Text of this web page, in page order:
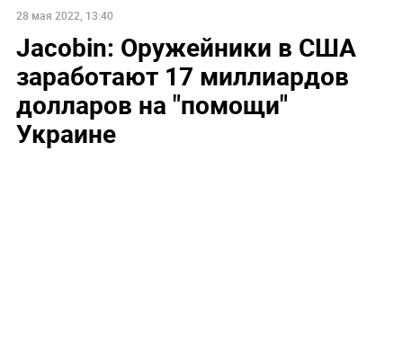
28 мая 2022, 13:40
Jacobin: Оружейники в США
заработают 17 миллиардов
долларов на "помощи"
Украине